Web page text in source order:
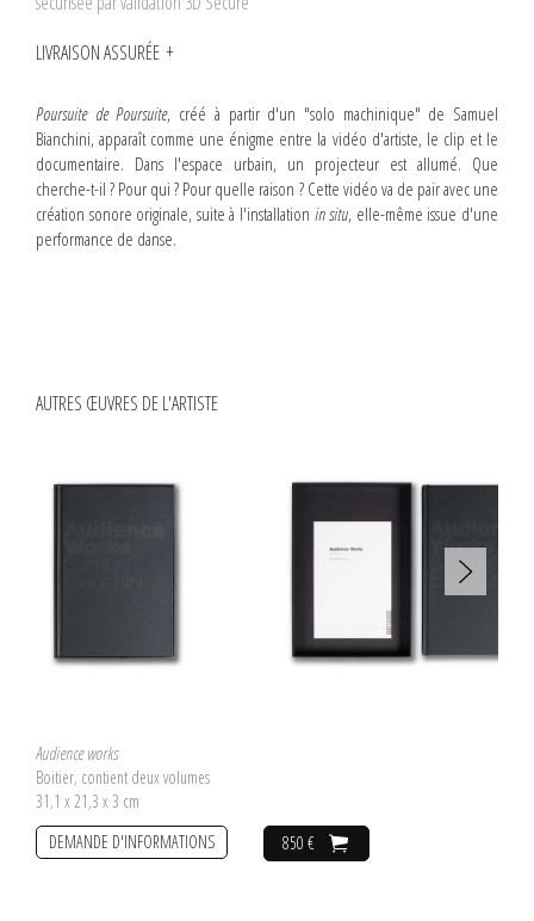
LIVRAISON ASSURÉE
Poursuite de Poursuite, créé à partir d'un "solo machinique" de Samuel
Bianchini, apparaît comme une énigme entre la vidéo d'artiste, le clip et le
documentaire. Dans l'espace urbain, un projecteur est allumé. Que
cherche-t-il ? Pour qui ? Pour quelle raison ? Cette vidéo va de pair avec une
création sonore originale, suite à l'installation in situ, elle-même issue d'une
performance de danse.
AUTRES ŒUVRES DE L'ARTISTE
Audience works
Boitier, contient deux volumes
31,1 x 21,3 x 3 cm
850 €
DEMANDE D'INFORMATIONS